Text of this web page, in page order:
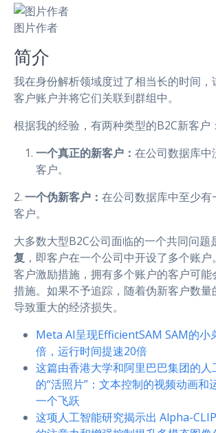
图片作者
简介
我在身份解析领域度过了相当长的时间，
客户账户并将它们关联到群组中。
根据我的经验，有两种类型的B2C新客户：
一个真正的新客户： 在公司数据库中
客户。
2. 一个伪新客户： 在公司数据库中至少有
客户。
大多数大型B2C公司面临的一个共同问题
复 ，即客户在一个公司中开设了多个账
客户激励措施，拥有多个账户的客户可能
措施。如果不予追踪，随着伪新客户数
导致重大的经济损失。
Meta AI呈现EfficientSAM SAM的小
倍，运行时间提速20倍
这篇由香港大学和阿里巴巴集团的
的“活照片”：文本控制的视频动画和
一个飞跃
这项人工智能研究揭示出 Alpha-